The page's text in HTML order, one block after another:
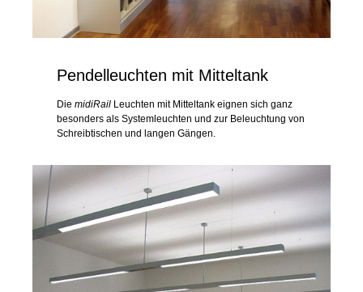
Pendelleuchten mit Mitteltank
Die midiRail Leuchten mit Mitteltank eignen sich ganz
besonders als Systemleuchten und zur Beleuchtung von
Schreibtischen und langen Gängen.